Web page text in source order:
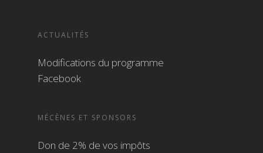
ACTUALITÉS
Modifications du programme
Facebook
MÉCÈNES ET SPONSORS
Don de 2% de vos impôts